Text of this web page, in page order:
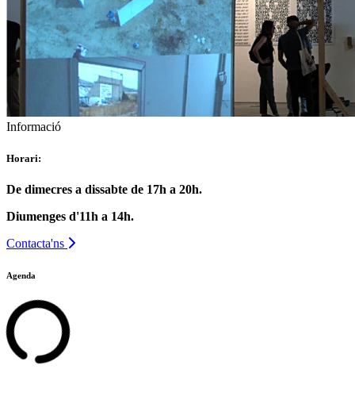
Informació
Horari:
De dimecres a dissabte de 17h a 20h.
Diumenges d'11h a 14h.
Contacta'ns
Agenda